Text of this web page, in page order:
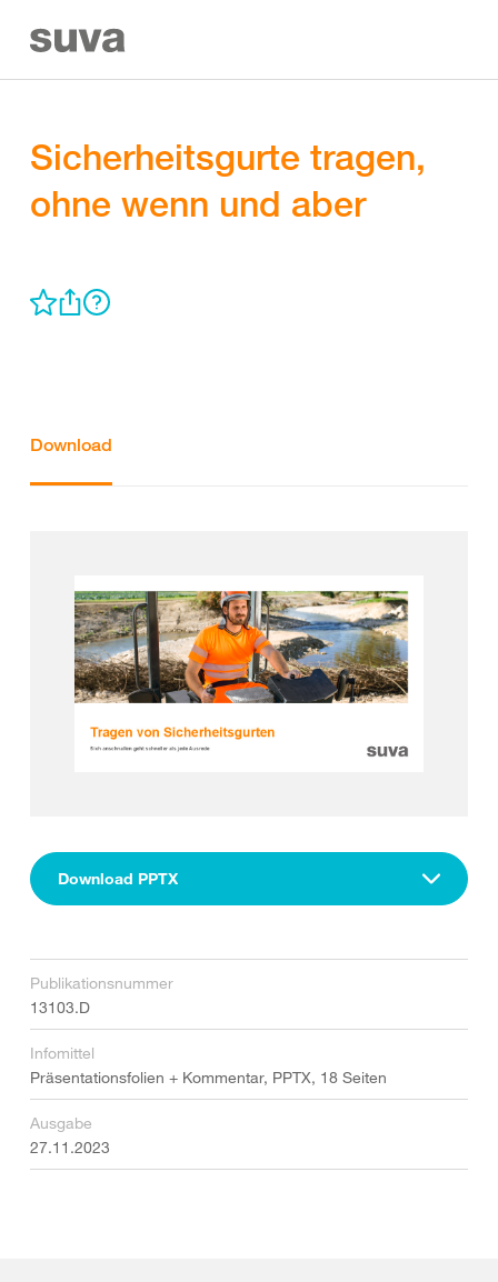
Sicherheitsgurte tragen,
ohne wenn und aber
Download
Download PPTX
Publikationsnummer
13103.D
Infomittel
Präsentationsfolien + Kommentar, PPTX, 18 Seiten
Ausgabe
27.11.2023